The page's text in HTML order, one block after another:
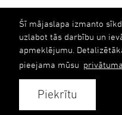
Šī mājaslapa izmanto
uzlabot tās darbību un
apmeklējumu.
pieejama mūsu
Piekrītu
Sertifikāti
Kontakti
Sazināties